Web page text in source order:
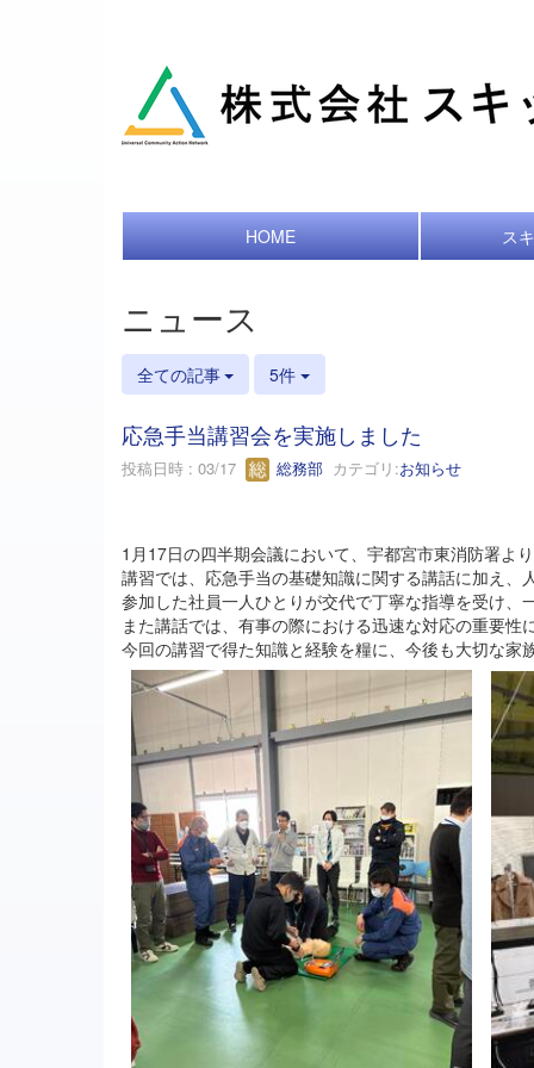
HOME ス
ニュース
全ての記事 5件
応急手当講習会を実施しました
投稿日時 : 03/17 総務部 カテゴリ:お知らせ
1月17日の四半期会議において、宇都宮市東消防署よ
講習では、応急手当の基礎知識に関する講話に加え
参加した社員一人ひとりが交代で丁寧な指導を受け
また講話では、有事の際における迅速な対応の重要
今回の講習で得た知識と経験を糧に、今後も大切な